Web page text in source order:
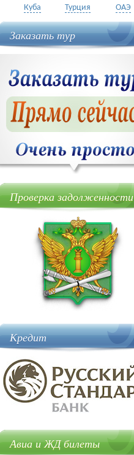
Куба Турция ОАЭ
Заказать тур
Проверка задолженности
Кредит
Авиа и ЖД билеты